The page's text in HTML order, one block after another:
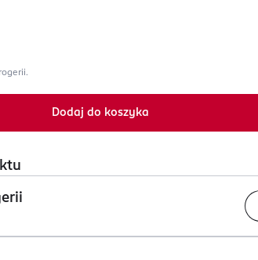
Dodaj do koszyka